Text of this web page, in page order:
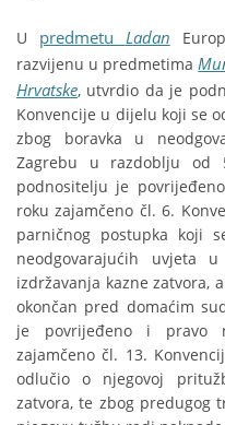
U predmetu Ladan
razvijenu u predmetima
Hrvatske, utvrdio da je
Konvencije u dijelu koji se
zbog boravka u
Zagrebu u razdoblju od
podnositelju je
roku zajamčeno čl. 6.
parničnog postupka koji
neodgovarajućih uvjeta
izdržavanja kazne zatvora,
okončan pred domaćim
je povrijeđeno i pravo
zajamčeno čl. 13.
odlučio o njegovoj
zatvora, te zbog predugog